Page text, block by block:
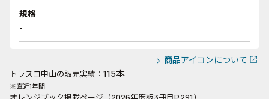
規格
-
商品アイコンについて
トラスコ中山の販売実績： 115本
※直近1年間